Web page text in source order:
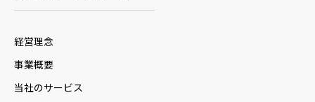
経営理念
事業概要
当社のサービス